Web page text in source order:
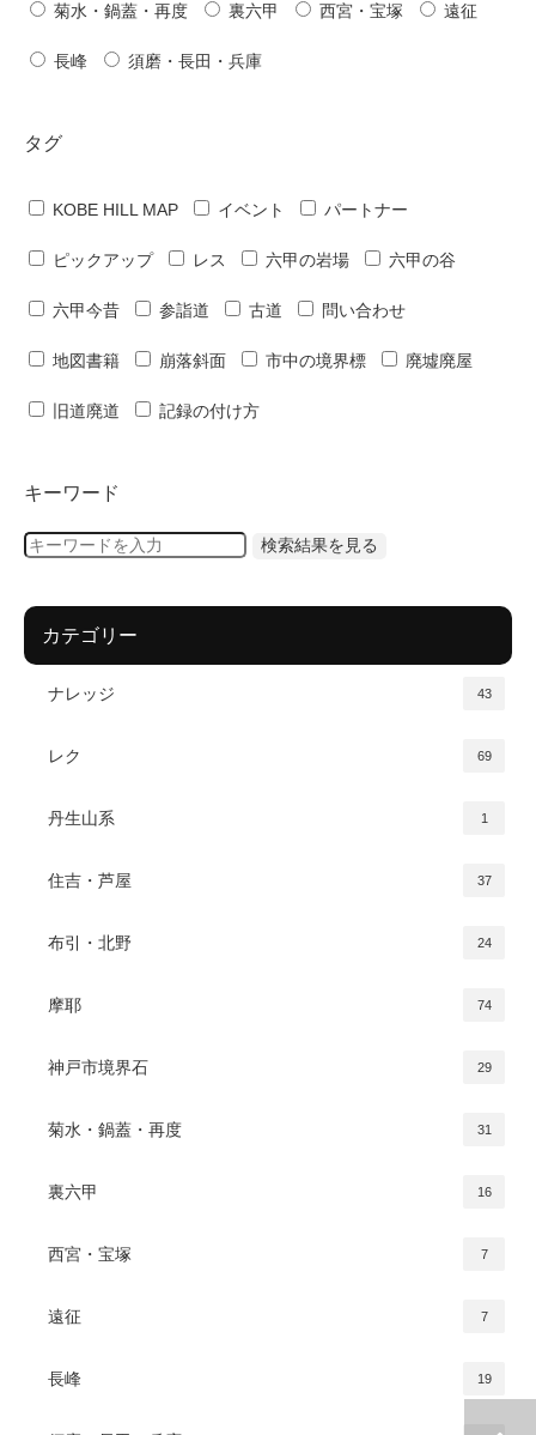
菊水・鍋蓋・再度 裏六甲 西宮・宝塚 遠征
長峰 須磨・長田・兵庫
タグ
KOBE HILL MAP イベント パートナー
ピックアップ レス 六甲の岩場 六甲の谷
六甲今昔 参詣道 古道 問い合わせ
地図書籍 崩落斜面 市中の境界標 廃墟廃屋
旧道廃道 記録の付け方
キーワード
カテゴリー
ナレッジ 43
レク 69
丹生山系 1
住吉・芦屋 37
布引・北野 24
摩耶 74
神戸市境界石 29
菊水・鍋蓋・再度 31
裏六甲 16
西宮・宝塚 7
遠征 7
長峰 19